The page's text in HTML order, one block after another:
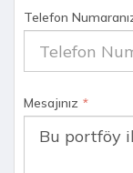
Telefon
Mesajınız *